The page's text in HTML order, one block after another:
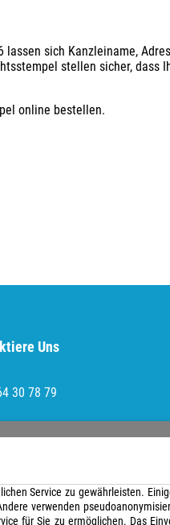
Service zu gewährleisten.
verwenden
für Sie zu ermöglichen. Das
sich Kanzleiname,
stellen sicher, dass
online bestellen.
Uns
30 78 79